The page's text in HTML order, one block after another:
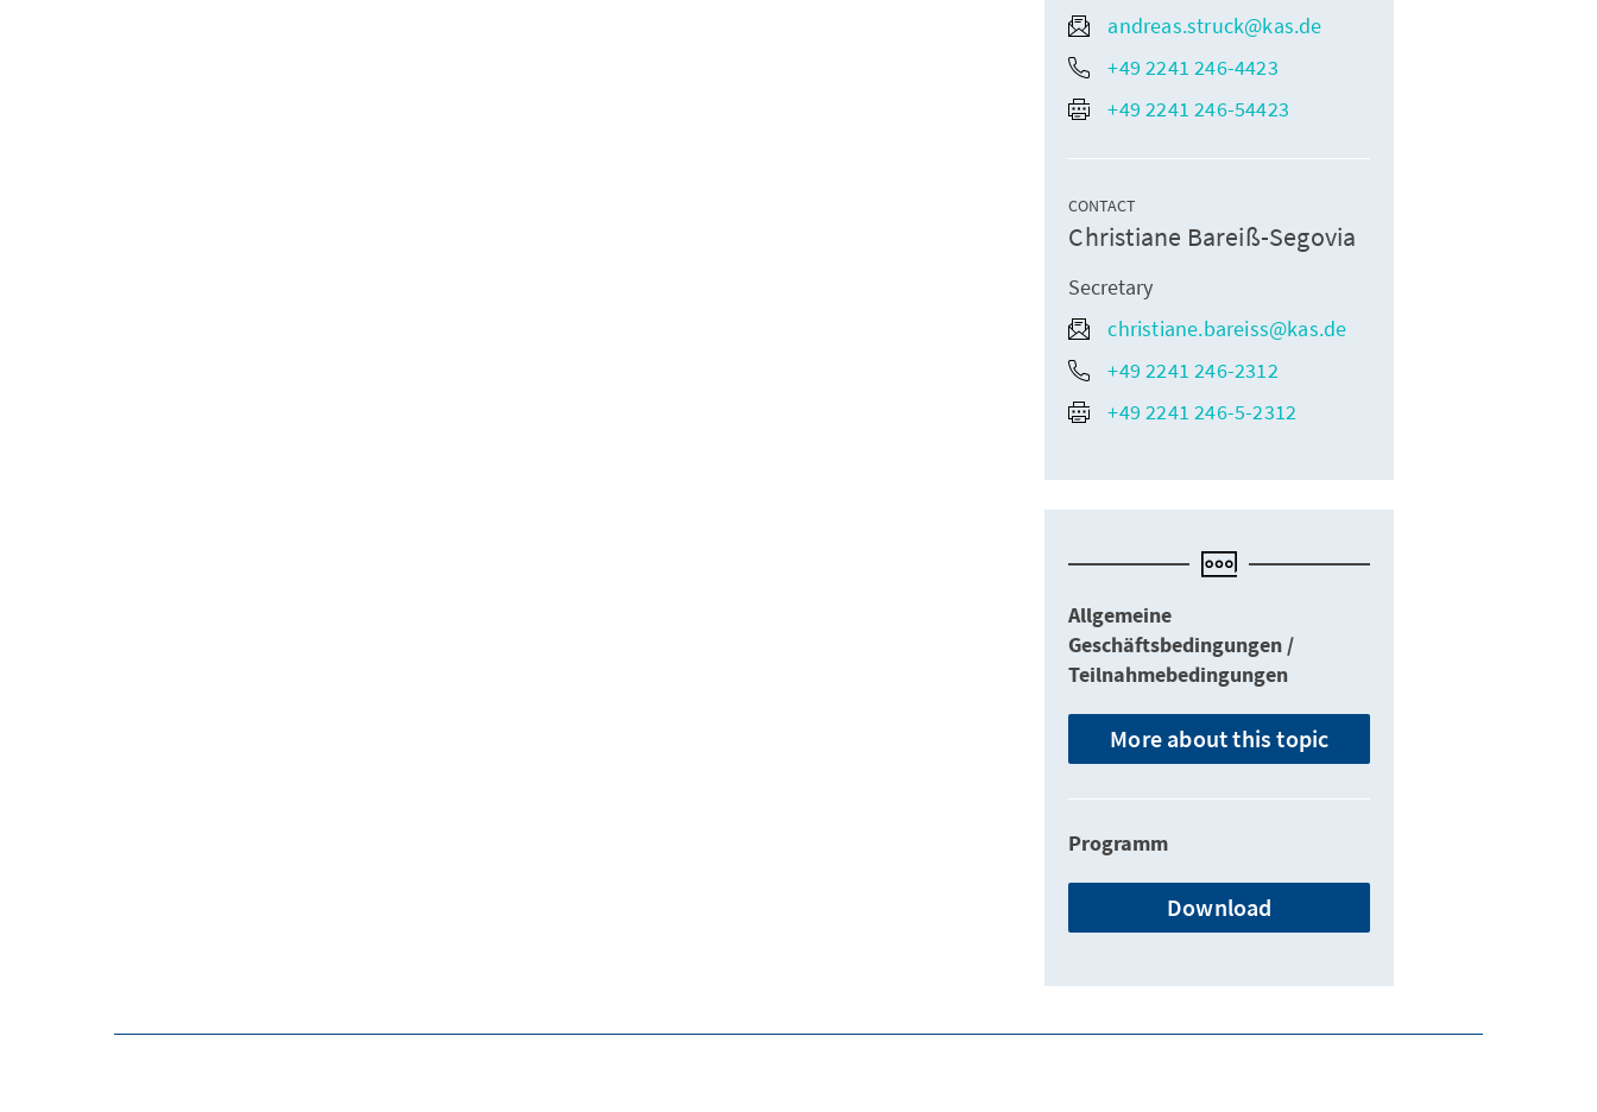
andreas.struck@kas.de
+49 2241 246-4423
+49 2241 246-54423
CONTACT
Christiane Bareiß-Segovia
Secretary
christiane.bareiss@kas.de
+49 2241 246-2312
+49 2241 246-5-2312
Allgemeine
Geschäftsbedingungen /
Teilnahmebedingungen
More about this topic
Programm
Download